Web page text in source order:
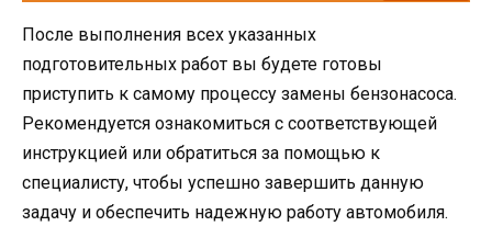
После выполнения всех указанных
подготовительных работ вы будете готовы
приступить к самому процессу замены бензонасоса.
Рекомендуется ознакомиться с соответствующей
инструкцией или обратиться за помощью к
специалисту, чтобы успешно завершить данную
задачу и обеспечить надежную работу автомобиля.